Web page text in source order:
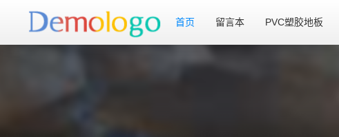
首页 留言本 PVC塑胶地板